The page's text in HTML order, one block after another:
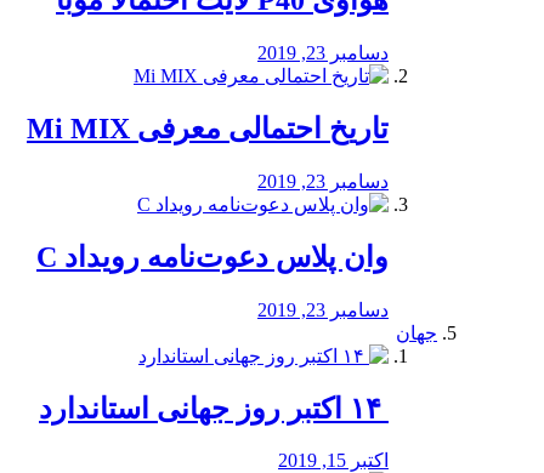
دسامبر 23, 2019
تاریخ احتمالی معرفی Mi MIX
دسامبر 23, 2019
وان پلاس دعوت‌نامه رویداد C
دسامبر 23, 2019
جهان
اکتبر 15, 2019